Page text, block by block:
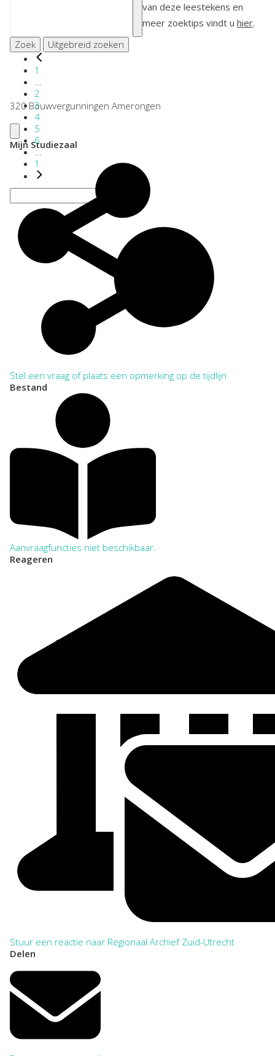
van deze leestekens en
meer zoektips vindt u hier.
Zoek
Uitgebreid zoeken
1
2
3
4
5
6
...
1
320 Bouwvergunningen Amerongen
Mijn Studiezaal
Stel een vraag of plaats een opmerking op de tijdlijn
Bestand
Aanvraagfuncties niet beschikbaar.
Reageren
Stuur een reactie naar Regionaal Archief Zuid-Utrecht
Delen